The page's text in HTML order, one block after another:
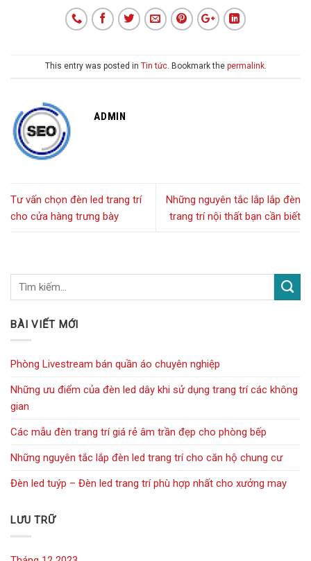
This entry was posted in Tin tức. Bookmark the permalink.
ADMIN
Tư vấn chọn đèn led trang trí
cho cửa hàng trưng bày
Những nguyên tắc lắp lắp đèn
trang trí nội thất bạn cần biết
BÀI VIẾT MỚI
Phòng Livestream bán quần áo chuyên nghiệp
Những ưu điểm của đèn led dây khi sử dụng trang trí các không
gian
Các mẫu đèn trang trí giá rẻ âm trần đẹp cho phòng bếp
Những nguyên tắc lắp đèn led trang trí cho căn hộ chung cư
Đèn led tuýp – Đèn led trang trí phù hợp nhất cho xưởng may
LƯU TRỮ